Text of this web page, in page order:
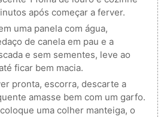
após começar a ferver.
uma panela com água,
de canela em pau e a
e sem sementes, leve ao
ficar bem macia.
pronta, escorra, descarte a
amasse bem com um garfo.
uma colher manteiga, o